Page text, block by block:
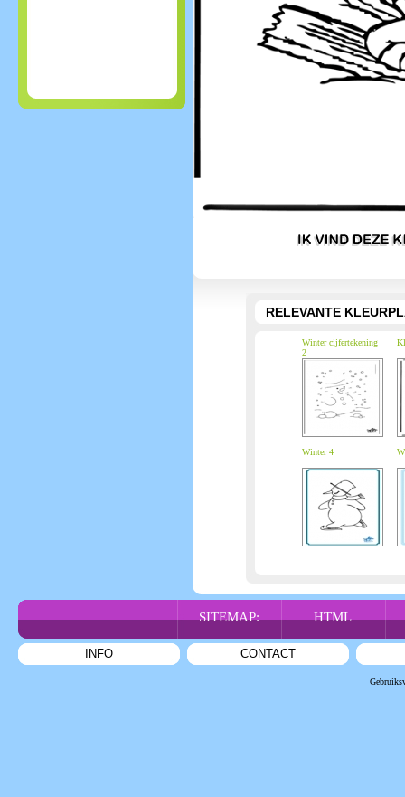
RELEVANTE
Winter cijfertekening
2
Winter 4
SITEMAP: HTML
INFO CONTACT